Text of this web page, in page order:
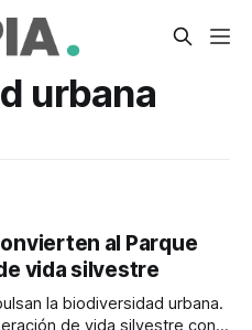
urbana
al Parque
vida silvestre
la biodiversidad urbana.
de vida silvestre con